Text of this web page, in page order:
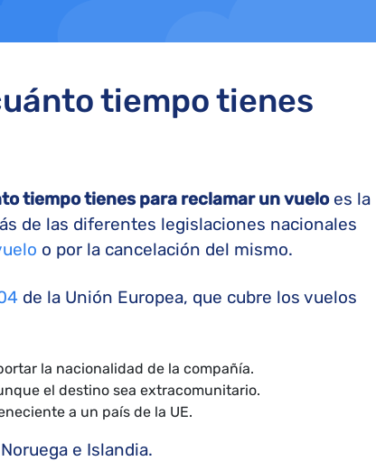
tiempo tienes
tiempo tienes para reclamar un vueloes la
de las diferentes legislaciones nacionales
o por la cancelación del mismo.
de la Unión Europea, que cubre los vuelos
la nacionalidad de la compañía.
el destino sea extracomunitario.
a un país de la UE.
e Islandia.